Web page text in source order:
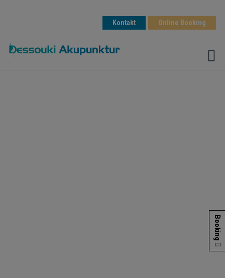
Online Booking
Kontakt
Booking